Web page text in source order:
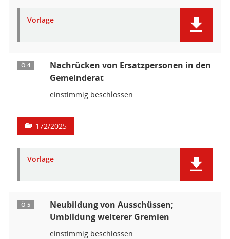
Vorlage
Ö 4
Nachrücken von Ersatzpersonen in den
Gemeinderat
einstimmig beschlossen
172/2025
Vorlage
Ö 5
Neubildung von Ausschüssen;
Umbildung weiterer Gremien
einstimmig beschlossen